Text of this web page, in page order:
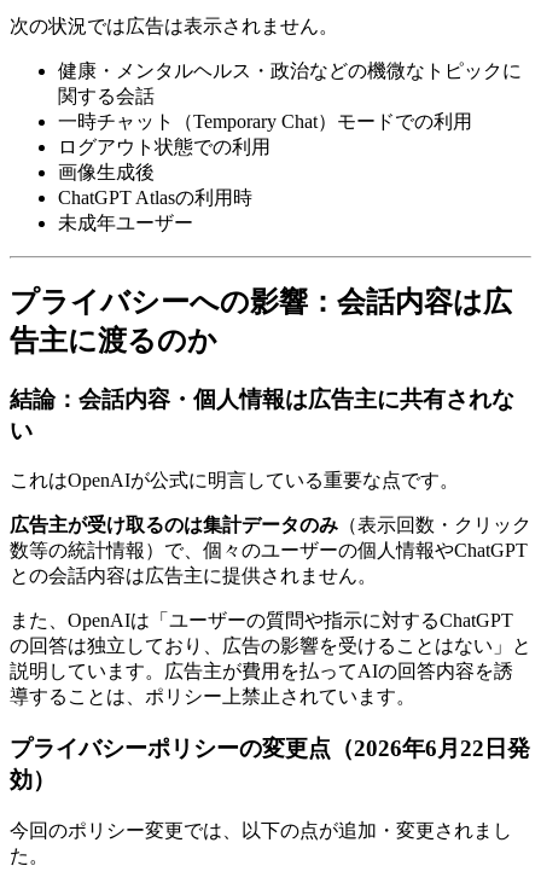
次の状況では広告は表示されません。
健康・メンタルヘルス・政治などの機微なトピックに
関する会話
一時チャット（Temporary Chat）モードでの利用
ログアウト状態での利用
画像生成後
ChatGPT Atlasの利用時
未成年ユーザー
プライバシーへの影響：会話内容は広
告主に渡るのか
結論：会話内容・個人情報は広告主に共有されな
い
これはOpenAIが公式に明言している重要な点です。
広告主が受け取るのは集計データのみ （表示回数・クリック
数等の統計情報）で、個々のユーザーの個人情報やChatGPT
との会話内容は広告主に提供されません。
また、OpenAIは「ユーザーの質問や指示に対するChatGPT
の回答は独立しており、広告の影響を受けることはない」と
説明しています。広告主が費用を払ってAIの回答内容を誘
導することは、ポリシー上禁止されています。
プライバシーポリシーの変更点（2026年6月22日発
効）
今回のポリシー変更では、以下の点が追加・変更されまし
た。